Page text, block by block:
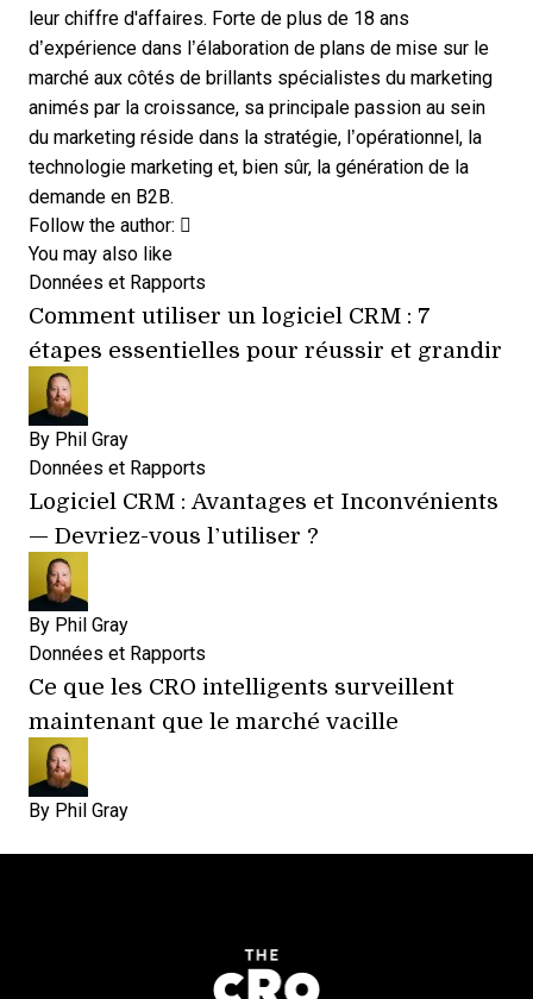
leur chiffre d'affaires. Forte de plus de 18 ans
d’expérience dans l’élaboration de plans de mise sur le
marché aux côtés de brillants spécialistes du marketing
animés par la croissance, sa principale passion au sein
du marketing réside dans la stratégie, l’opérationnel, la
technologie marketing et, bien sûr, la génération de la
demande en B2B.
Follow the author:
You may also like
Données et Rapports
Comment utiliser un logiciel CRM : 7
étapes essentielles pour réussir et grandir
By Phil Gray
Données et Rapports
Logiciel CRM : Avantages et Inconvénients
— Devriez-vous l’utiliser ?
By Phil Gray
Données et Rapports
Ce que les CRO intelligents surveillent
maintenant que le marché vacille
By Phil Gray